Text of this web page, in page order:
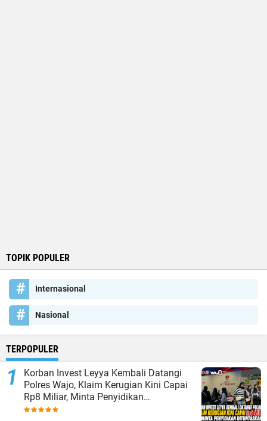
TOPIK POPULER
Internasional
Nasional
TERPOPULER
Korban Invest Leyya Kembali Datangi
Polres Wajo, Klaim Kerugian Kini Capai
Rp8 Miliar, Minta Penyidikan
Dituntaskan